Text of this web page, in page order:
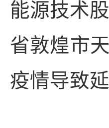
能源技术
省敦煌市
疫情导致